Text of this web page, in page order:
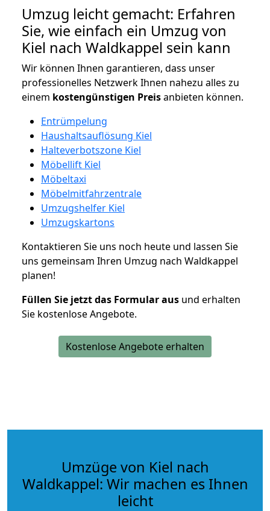
Umzug leicht gemacht: Erfahren
Sie, wie einfach ein Umzug von
Kiel nach Waldkappel sein kann
Wir können Ihnen garantieren, dass unser
professionelles Netzwerk Ihnen nahezu alles zu
einem kostengünstigen Preisanbieten können.
Entrümpelung
Haushaltsauflösung Kiel
Halteverbotszone Kiel
Möbellift Kiel
Möbeltaxi
Möbelmitfahrzentrale
Umzugshelfer Kiel
Umzugskartons
Kontaktieren Sie uns noch heute und lassen Sie
uns gemeinsam Ihren Umzug nach Waldkappel
planen!
Füllen Sie jetzt das Formular aus und erhalten
Sie kostenlose Angebote.
Kostenlose Angebote erhalten
Umzüge von Kiel nach
Waldkappel: Wir machen es Ihnen
leicht